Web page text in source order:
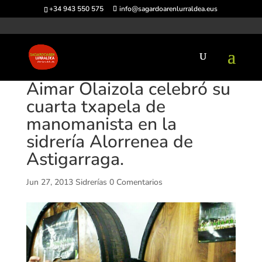
+34 943 550 575 info@sagardoarenlurraldea.eus
Aimar Olaizola celebró su
cuarta txapela de
manomanista en la
sidrería Alorrenea de
Astigarraga.
Jun 27, 2013 Sidrerías 0 Comentarios